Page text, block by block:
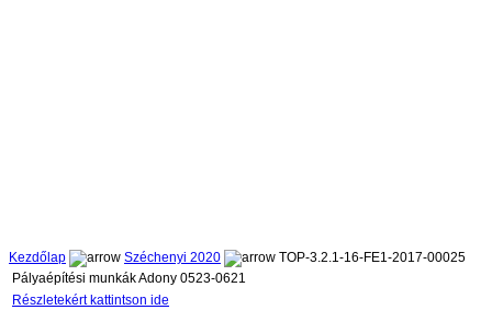
Kezdőlap Széchenyi 2020
TOP-3.2.1-16-FE1-2017-00025
Pályaépítési munkák Adony 0523-0621
Részletekért kattintson ide